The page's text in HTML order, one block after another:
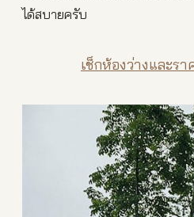
ได้สบายครับ
เช็กห้องว่างและร